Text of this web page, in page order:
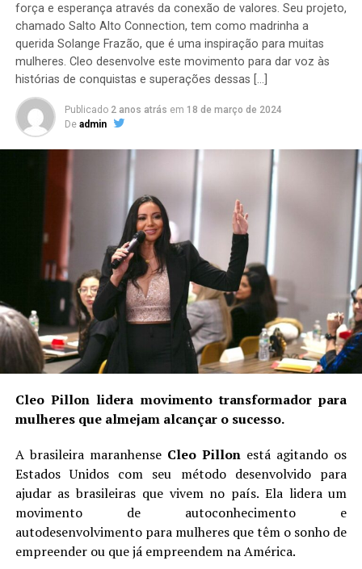
força e esperança através da conexão de valores. Seu projeto,
chamado Salto Alto Connection, tem como madrinha a
querida Solange Frazão, que é uma inspiração para muitas
mulheres. Cleo desenvolve este movimento para dar voz às
histórias de conquistas e superações dessas […]
Publicado 2 anos atrás em 18 de março de 2024
De admin
Cleo Pillon lidera movimento transformador para
mulheres que almejam alcançar o sucesso.
A brasileira maranhense Cleo Pillon está agitando os
Estados Unidos com seu método desenvolvido para
ajudar as brasileiras que vivem no país. Ela lidera um
movimento de autoconhecimento e
autodesenvolvimento para mulheres que têm o sonho de
empreender ou que já empreendem na América.